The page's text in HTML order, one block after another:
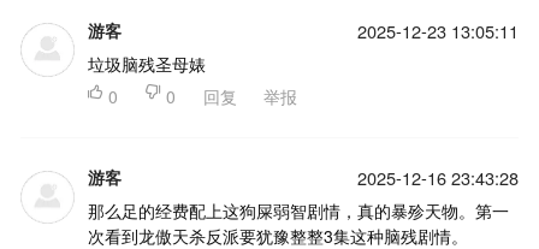
游客 2025-12-23 13:05:11
垃圾脑残圣母婊
 0  0 回复 举报
游客 2025-12-16 23:43:28
那么足的经费配上这狗屎弱智剧情，真的暴殄天物。第一
次看到龙傲天杀反派要犹豫整整3集这种脑残剧情。